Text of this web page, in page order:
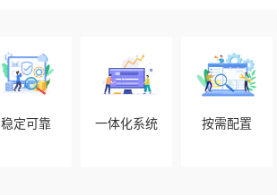
稳定可靠 一体化系统 按需配置